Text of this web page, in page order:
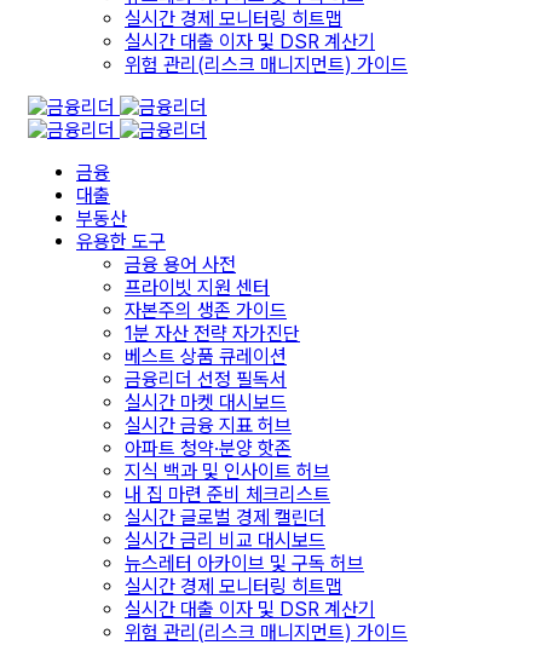
실시간 경제 모니터링 히트맵
실시간 대출 이자 및 DSR 계산기
위험 관리(리스크 매니지먼트) 가이드
금융
대출
부동산
유용한 도구
금융 용어 사전
프라이빗 지원 센터
자본주의 생존 가이드
1분 자산 전략 자가진단
베스트 상품 큐레이션
금융리더 선정 필독서
실시간 마켓 대시보드
실시간 금융 지표 허브
아파트 청약·분양 핫존
지식 백과 및 인사이트 허브
내 집 마련 준비 체크리스트
실시간 글로벌 경제 캘린더
실시간 금리 비교 대시보드
뉴스레터 아카이브 및 구독 허브
실시간 경제 모니터링 히트맵
실시간 대출 이자 및 DSR 계산기
위험 관리(리스크 매니지먼트) 가이드